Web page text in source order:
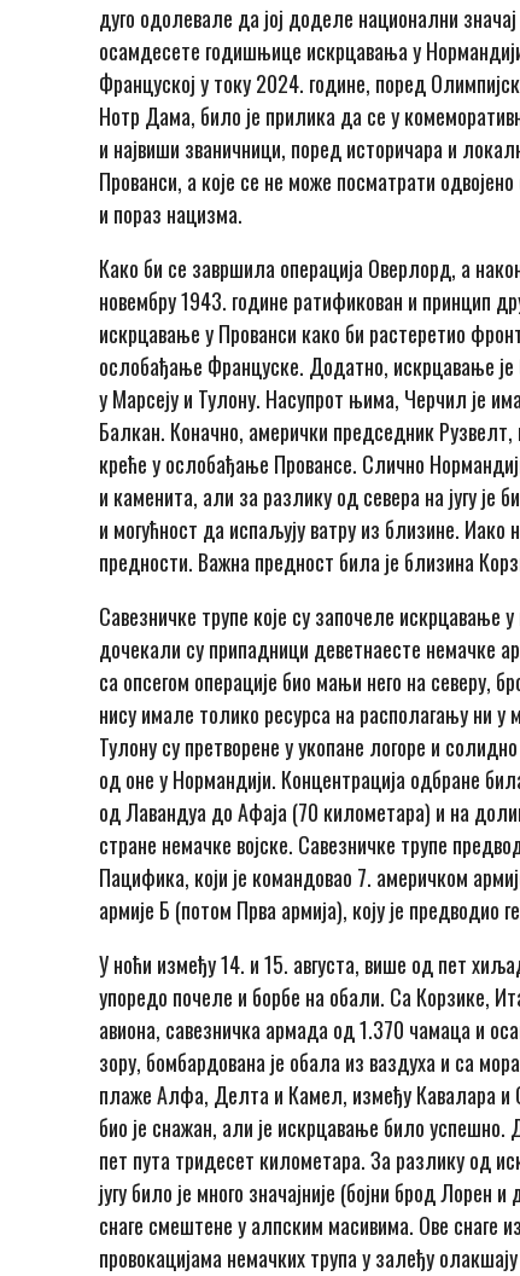
дуго одолевале да јој доделе национални
осамдесете годишњице искрцавања у
Француској у току 2024. године, поред
Нотр Дама, било је прилика да се у
и највиши званичници, поред историчара и
Прованси, а које се не може посматрати
и пораз нацизма.
Како би се завршила операција Оверлорд, а
новембру 1943. године ратификован и принцип
искрцавање у Прованси како би растеретио
ослобађање Француске. Додатно, искрцавање
у Марсеју и Тулону. Насупрот њима, Черчил је
Балкан. Коначно, амерички председник
креће у ослобађање Провансе. Слично
и каменита, али за разлику од севера на југу
и могућност да испаљују ватру из близине.
предности. Важна предност била је близина
Савезничке трупе које су започеле искрцавање
дочекали су припадници деветнаесте немачке
са опсегом операције био мањи него на северу,
нису имале толико ресурса на располагању ни у
Тулону су претворене у укопане логоре и
од оне у Нормандији. Концентрација одбране
од Лавандуа до Афаја (70 километара) и на
стране немачке војске. Савезничке трупе
Пацифика, који је командовао 7. америчком
армије Б (потом Прва армија), коју је предводио
У ноћи између 14. и 15. августа, више од пет
упоредо почеле и борбе на обали. Са Корзике,
авиона, савезничка армада од 1.370 чамаца и
зору, бомбардована је обала из ваздуха и са
плаже Алфа, Делта и Камел, између Кавалара
био је снажан, али је искрцавање било
пет пута тридесет километара. За разлику од
југу било је много значајније (бојни брод
снаге смештене у алпским масивима. Ове
провокацијама немачких трупа у залеђу